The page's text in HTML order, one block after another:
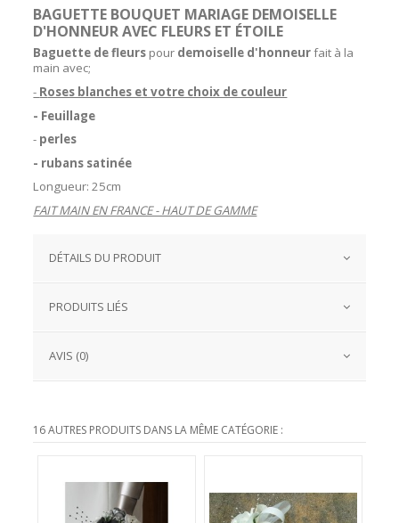
BAGUETTE BOUQUET MARIAGE DEMOISELLE
D'HONNEUR AVEC FLEURS ET ÉTOILE
Baguette de fleurs pour demoiselle d'honneurfait à la
main avec;
- Roses blanches et votre choix de couleur
- Feuillage
- perles
- rubans satinée
Longueur: 25cm
FAIT MAIN EN FRANCE - HAUT DE GAMME
DÉTAILS DU PRODUIT
PRODUITS LIÉS
AVIS (0)
16 AUTRES PRODUITS DANS LA MÊME CATÉGORIE :